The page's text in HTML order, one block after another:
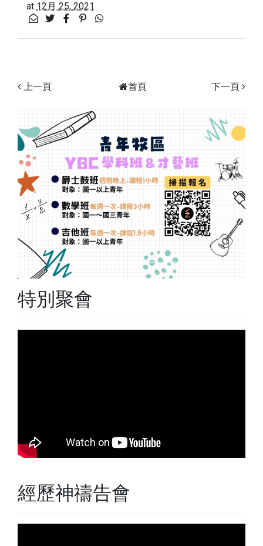
at 12月 25, 2021
上一頁 下一頁
首頁
Previous Next
特別聚會
經歷神禱告會